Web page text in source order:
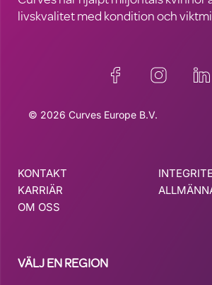
livskvalitet med kondition och
© 2026 Curves Europe B.V.
KONTAKT
KARRIÄR
OM OSS
VÄLJ EN REGION